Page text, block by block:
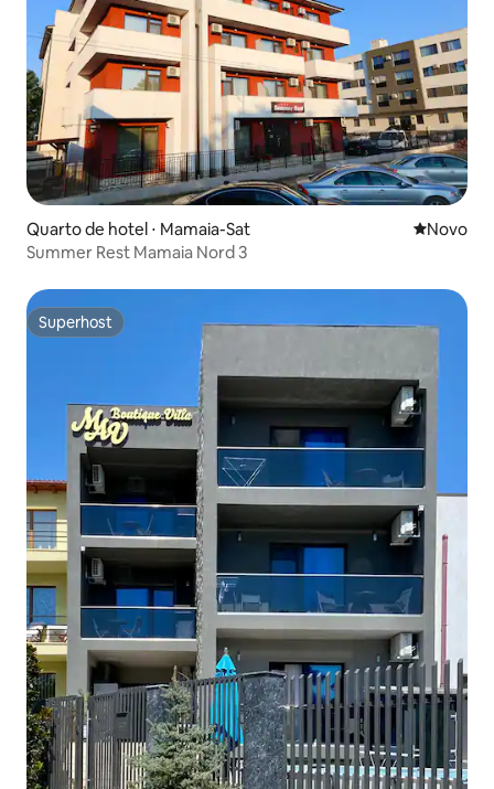
Quarto de hotel ⋅ Mamaia-Sat Novo
Novo
Summer Rest Mamaia Nord 3
Superhost
Superhost